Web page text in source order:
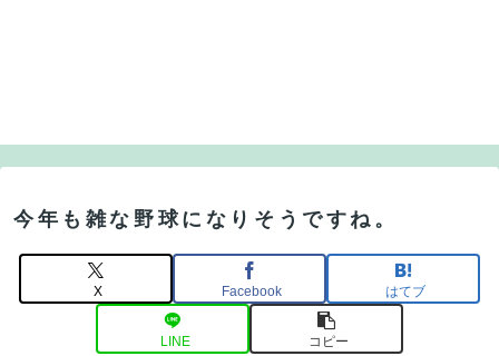
今年も雑な野球になりそうですね。
X Facebook はてブ
LINE コピー